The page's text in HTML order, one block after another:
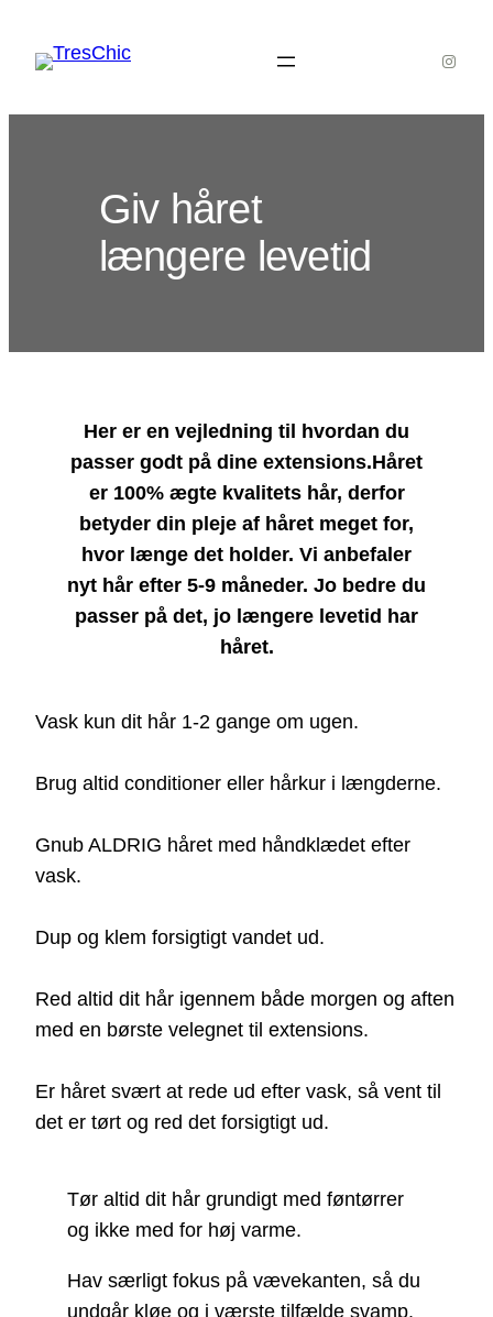
Giv håret
længere levetid
Her er en vejledning til hvordan du
passer godt på dine extensions.Håret
er 100% ægte kvalitets hår, derfor
betyder din pleje af håret meget for,
hvor længe det holder. Vi anbefaler
nyt hår efter 5-9 måneder. Jo bedre du
passer på det, jo længere levetid har
håret.
Vask kun dit hår 1-2 gange om ugen.
Brug altid conditioner eller hårkur i længderne.
Gnub ALDRIG håret med håndklædet efter
vask.
Dup og klem forsigtigt vandet ud.
Red altid dit hår igennem både morgen og aften
med en børste velegnet til extensions.
Er håret svært at rede ud efter vask, så vent til
det er tørt og red det forsigtigt ud.
Tør altid dit hår grundigt med føntørrer
og ikke med for høj varme.
Hav særligt fokus på vævekanten, så du
undgår kløe og i værste tilfælde svamp.